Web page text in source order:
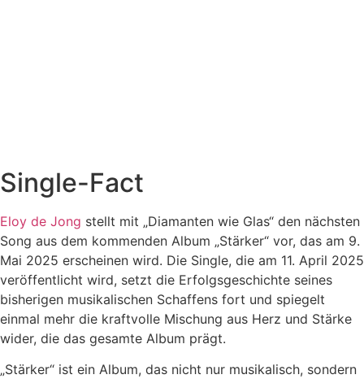
Single-Fact
Eloy de Jong stellt mit „Diamanten wie Glas“ den nächsten
Song aus dem kommenden Album „Stärker“ vor, das am 9.
Mai 2025 erscheinen wird. Die Single, die am 11. April 2025
veröffentlicht wird, setzt die Erfolgsgeschichte seines
bisherigen musikalischen Schaffens fort und spiegelt
einmal mehr die kraftvolle Mischung aus Herz und Stärke
wider, die das gesamte Album prägt.
„Stärker“ ist ein Album, das nicht nur musikalisch, sondern